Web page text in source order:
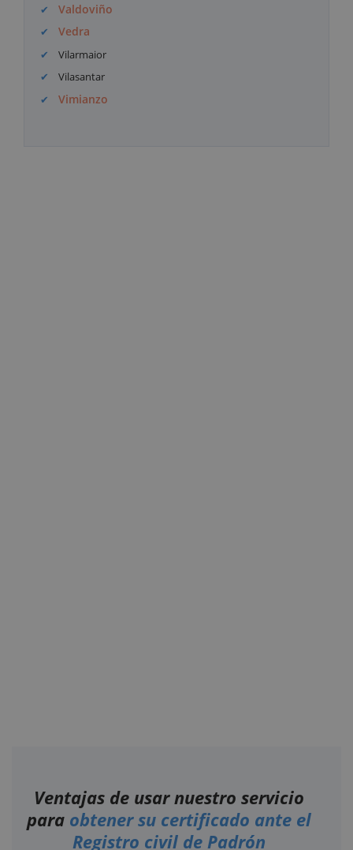
Valdoviño
Vedra
Vilarmaior
Vilasantar
Vimianzo
Ventajas de usar nuestro servicio
para obtener su certificado ante el
Registro civil de Padrón